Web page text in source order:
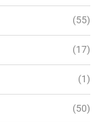
(55)
(17)
(1)
(50)